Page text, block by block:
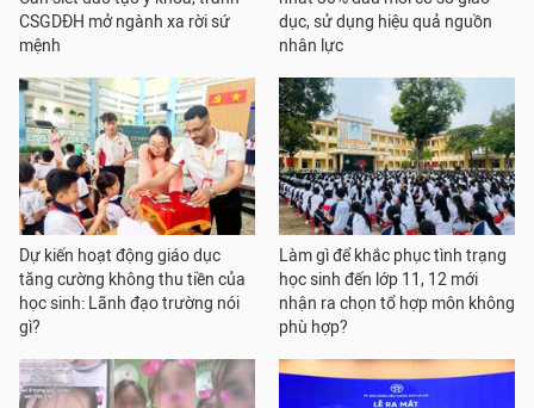
CSGDĐH mở ngành xa rời sứ
mệnh
dục, sử dụng hiệu quả nguồn
nhân lực
Dự kiến hoạt động giáo dục
tăng cường không thu tiền của
học sinh: Lãnh đạo trường nói
gì?
Làm gì để khắc phục tình trạng
học sinh đến lớp 11, 12 mới
nhận ra chọn tổ hợp môn không
phù hợp?